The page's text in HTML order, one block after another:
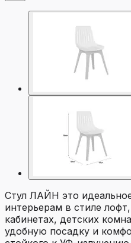
Стул ЛАЙН это
интерьерам в стиле
кабинетах, детских
удобную посадку и